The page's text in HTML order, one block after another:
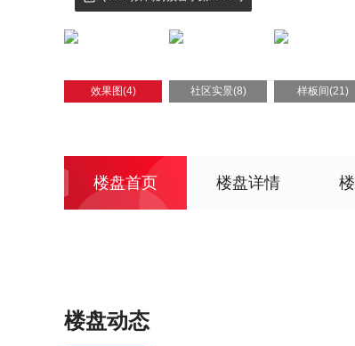
效果图(4) 社区实景(8) 样板间(21)
楼盘首页 楼盘详情
楼盘动态